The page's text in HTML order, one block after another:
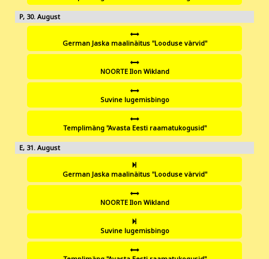
30
German Jaska maalinäitus "Looduse värvid"
NOORTE Ilon Wikland
Suvine lugemisbingo
Templimäng "Avasta Eesti raamatukogusid"
31
German Jaska maalinäitus "Looduse värvid"
NOORTE Ilon Wikland
Suvine lugemisbingo